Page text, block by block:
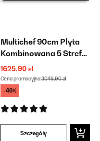
Multichef 90cm Płyta
Kombinowana 5 Stref
Gotowania Czarne
Szkło
1625,90 zł
Cena promocyjna:3049,90 zł
-46%
Szczegóły